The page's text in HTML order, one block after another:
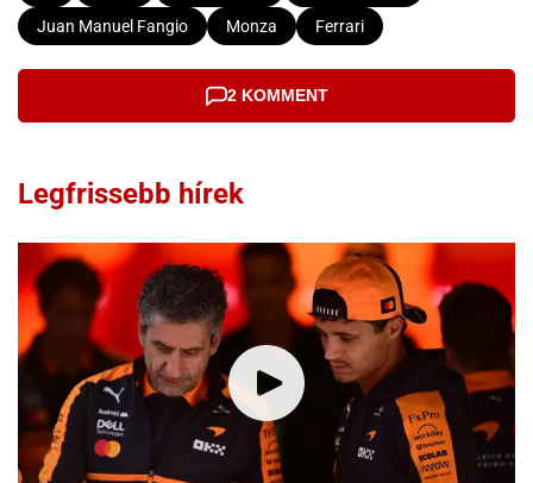
Juan Manuel Fangio
Monza Ferrari
2 KOMMENT
Legfrissebb hírek